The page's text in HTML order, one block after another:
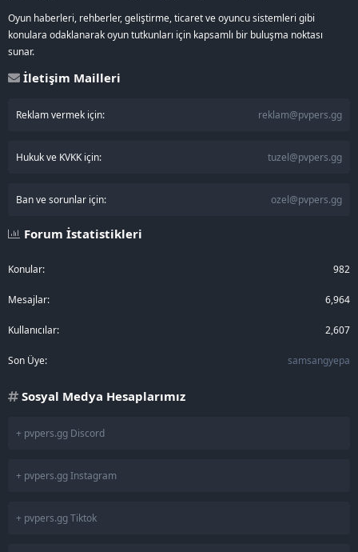
Oyun haberleri, rehberler, geliştirme, ticaret ve oyuncu sistemleri gibi
konulara odaklanarak oyun tutkunları için kapsamlı bir buluşma noktası
sunar.
İletişim Mailleri
Reklam vermek için: reklam@pvpers.gg
Hukuk ve KVKK için: tuzel@pvpers.gg
Ban ve sorunlar için: ozel@pvpers.gg
Forum İstatistikleri
Konular 982
Mesajlar 6,964
Kullanıcılar 2,607
Son Üye samsangyepa
Sosyal Medya Hesaplarımız
+ pvpers.gg Discord
+ pvpers.gg Instagram
+ pvpers.gg Tiktok